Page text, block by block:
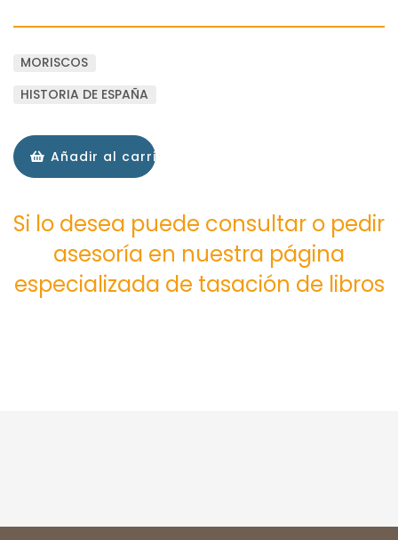
MORISCOS
HISTORIA DE ESPAÑA
Añadir al carrito
Si lo desea puede consultar o pedir
asesoría en nuestra página
especializada de tasación de libros